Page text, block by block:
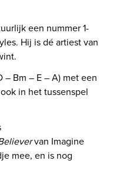
een nummer 1-
Hij is dé artiest van
– Bm – E – A) met een
in het tussenspel
van Imagine
mee, en is nog